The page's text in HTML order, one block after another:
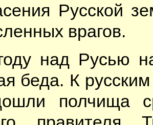
Рус­ской
вра­гов.
над Русью
бе­да. К
пол­чи­ща